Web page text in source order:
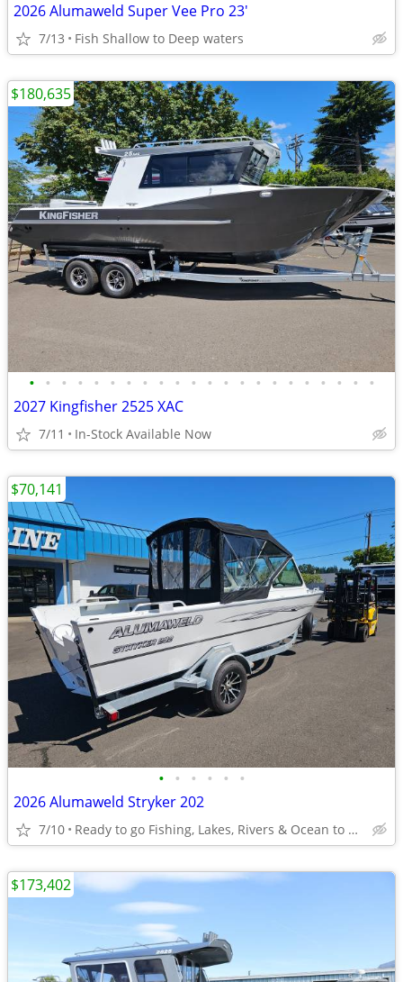
2026 Alumaweld Super Vee Pro 23'
7/13 Fish Shallow to Deep waters
• • • • • • • • • • • • • • • • • • • • • •
2027 Kingfisher 2525 XAC
7/11 In-Stock Available Now
$180,635
• • • • • •
2026 Alumaweld Stryker 202
7/10 Ready to go Fishing, Lakes, Rivers & Ocean to Bays
$70,141
$173,402